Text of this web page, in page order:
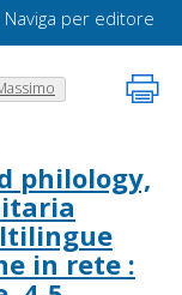
Naviga per editore
philology,
in rete :